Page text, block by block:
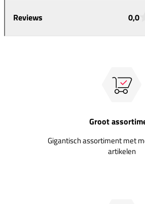
Reviews 0,0
Groot
Gigantisch assortiment met
artikelen